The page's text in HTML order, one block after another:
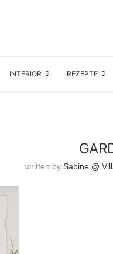
INTERIOR REZEPTE
written bySabine @